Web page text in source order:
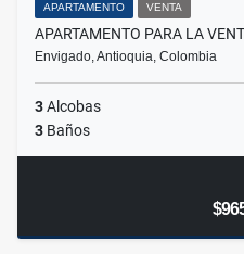
APARTAMENTO VENTA
APARTAMENTO PARA LA
Envigado, Antioquia, Colombia
3Alcobas
3 Baños